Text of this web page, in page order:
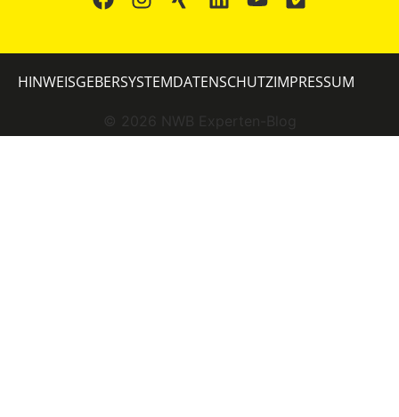
© 2026 NWB Experten-Blog
HINWEISGEBERSYSTEMDATENSCHUTZIMPRESSUM